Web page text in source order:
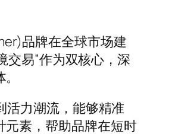
品牌在全球市场建
交易”作为双核心，深
活力潮流，能够精准
元素，帮助品牌在短时